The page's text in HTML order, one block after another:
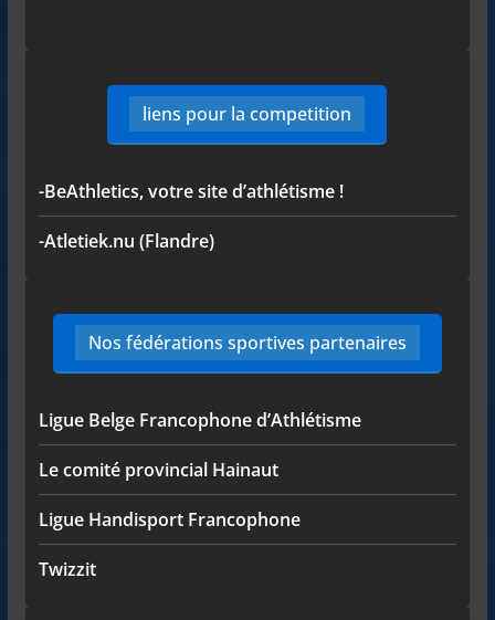
liens pour la competition
-BeAthletics, votre site d’athlétisme !
-Atletiek.nu (Flandre)
Nos fédérations sportives partenaires
Ligue Belge Francophone d’Athlétisme
Le comité provincial Hainaut
Ligue Handisport Francophone
Twizzit